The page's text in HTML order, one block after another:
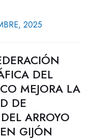
2025
DEL
MEJORA LA
DE
ARROYO
GIJÓN